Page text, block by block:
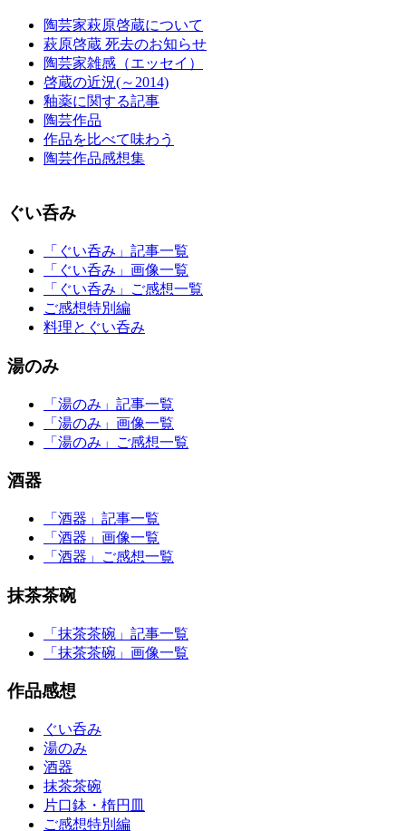
陶芸家萩原啓蔵について
萩原啓蔵 死去のお知らせ
陶芸家雑感（エッセイ）
啓蔵の近況(～2014)
釉薬に関する記事
陶芸作品
作品を比べて味わう
陶芸作品感想集
ぐい呑み
「ぐい呑み」記事一覧
「ぐい呑み」画像一覧
「ぐい呑み」ご感想一覧
ご感想特別編
料理とぐい呑み
湯のみ
「湯のみ」記事一覧
「湯のみ」画像一覧
「湯のみ」ご感想一覧
酒器
「酒器」記事一覧
「酒器」画像一覧
「酒器」ご感想一覧
抹茶茶碗
「抹茶茶碗」記事一覧
「抹茶茶碗」画像一覧
作品感想
ぐい呑み
湯のみ
酒器
抹茶茶碗
片口鉢・楕円皿
ご感想特別編